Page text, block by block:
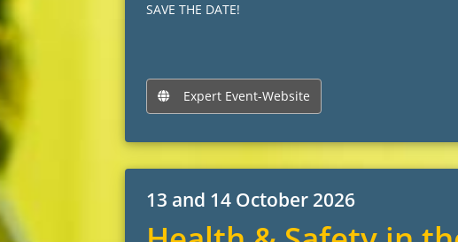
SAVE THE DATE!
Expert Event-Website
13 and 14 October 2026